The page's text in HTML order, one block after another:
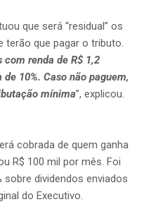
que será “residual” os
terão que pagar o tributo.
renda de R$ 1,2
10%. Caso não paguem,
mínima”, explicou.
cobrada de quem ganha
R$ 100 mil por mês. Foi
sobre dividendos enviados
do Executivo.